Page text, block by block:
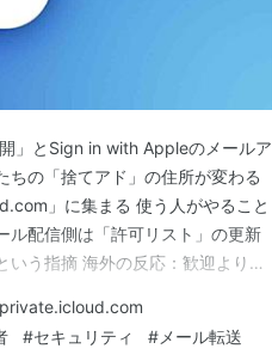
」とSign in with Appleのメールア
ちの「捨てアド」の住所が変わる
」に集まる 使う人がやること
ル配信側は「許可リスト」の更新
いう指摘 海外の反応：歓迎より
「切り替え後の登録」 どうも、
private.icloud.com
#セキュリティ # メール転送